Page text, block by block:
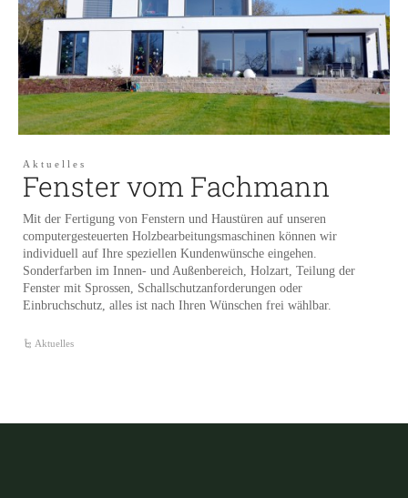
Aktuelles
Fenster vom Fachmann
Mit der Fertigung von Fenstern und Haustüren auf unseren
computergesteuerten Holzbearbeitungsmaschinen können wir
individuell auf Ihre speziellen Kundenwünsche eingehen.
Sonderfarben im Innen- und Außenbereich, Holzart, Teilung der
Fenster mit Sprossen, Schallschutzanforderungen oder
Einbruchschutz, alles ist nach Ihren Wünschen frei wählbar.
Aktuelles